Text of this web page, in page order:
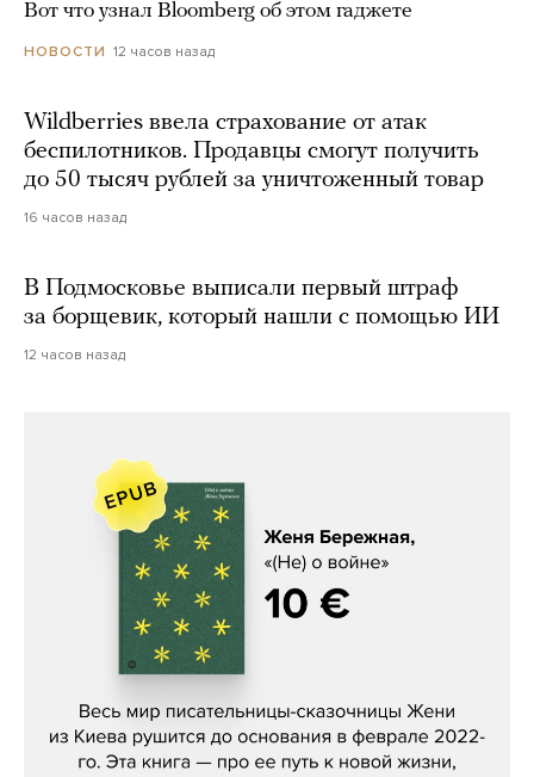
Вот что узнал Bloomberg об этом гаджете
НОВОСТИ 12 часов назад
Wildberries ввела страхование от атак
беспилотников. Продавцы смогут получить
до 50 тысяч рублей за уничтоженный товар
16 часов назад
В Подмосковье выписали первый штраф
за борщевик, который нашли с помощью ИИ
12 часов назад
Женя Бережная, «(Не) о войне»